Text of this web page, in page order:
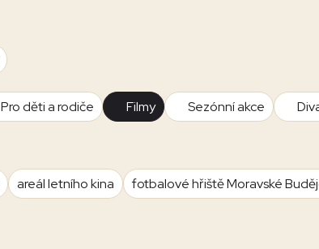
Pro děti a rodiče Filmy Sezónní akce
areál letního kina
fotbalové hřiště Moravské